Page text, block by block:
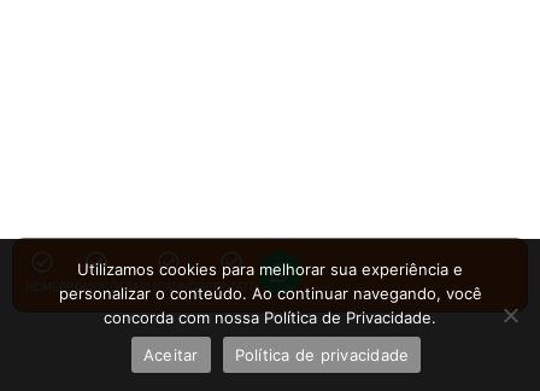
PROMOÇÕESAPLICATIVOS CONTATO
Utilizamos cookies para melhorar sua experiência e
personalizar o conteúdo. Ao continuar navegando, você
concorda com nossa Política de Privacidade.
Aceitar
Política de privacidade